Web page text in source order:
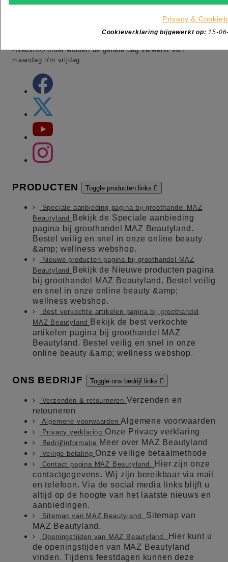
-maandag gesloten
-zaterdag van 09:00 tot 13:00
-Webshop order worden de gehele dag verwerkt van
maandag t/m vrijdag
PRODUCTEN Toggle producten links 
Speciale aanbieding pagina bij groothandel MAZ
Beautyland Bekijk de Speciale aanbieding
pagina bij groothandel MAZ Beautyland.
Bestel veilig en snel in onze online beauty
&amp; wellness webshop.
Nieuwe producten pagina bij groothandel MAZ
Beautyland Bekijk de Nieuwe producten pagina
bij groothandel MAZ Beautyland. Bestel veilig
en snel in onze online beauty &amp;
wellness webshop.
Best verkochte artikelen pagina bij groothandel
MAZ Beautyland Bekijk de best verkochte
artikelen pagina bij groothandel MAZ
Beautyland. Bestel veilig en snel in onze
online beauty &amp; wellness webshop.
ONS BEDRIJF Toggle ons bedrijf links 
Verzenden & retourneren Verzenden en
retouneren
Algemene voorwaardenAlgemene voorwaarden
Privacy verklaring Onze Privacy verklaring
Bedrijfinformatie Meer over MAZ Beautyland
Veilige betaling Onze veilige betaalmethode
Contact pagina MAZ Beautyland.
Hier zijn onze
contactgegevens. Wij zijn bereikbaar via mail
en telefoon. Via de social media links blijft u
altijd op de hoogte van het laatste nieuws en
aanbiedingen.
Sitemap van MAZ Beautyland. Sitemap van
MAZ Beautyland.
Openingstijden van MAZ Beautyland.
Hier kunt u
de openingstijden van MAZ Beautyland
vinden. Tijdens feestdagen kunnen deze
Privacy &
Cookieverklaring bijgewerkt op: 15-